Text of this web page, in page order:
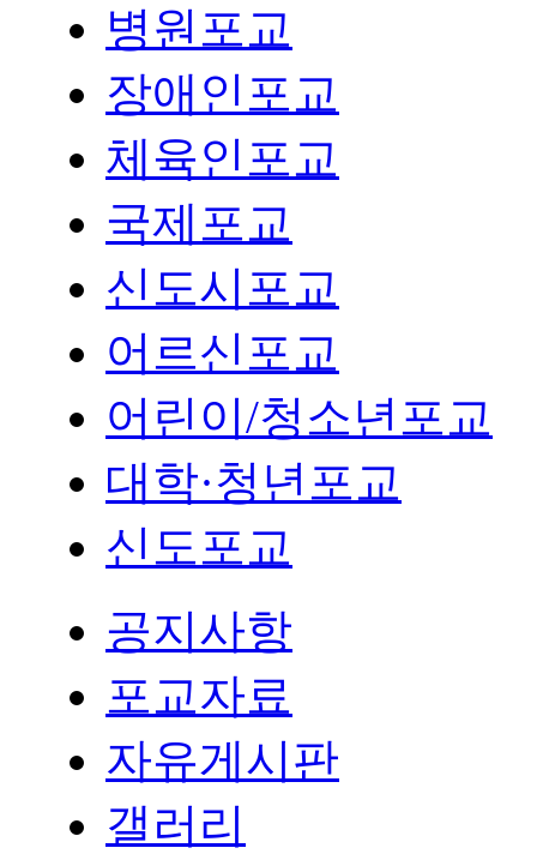
병원포교
장애인포교
체육인포교
국제포교
신도시포교
어르신포교
어린이/청소년포교
대학·청년포교
신도포교
공지사항
포교자료
자유게시판
갤러리